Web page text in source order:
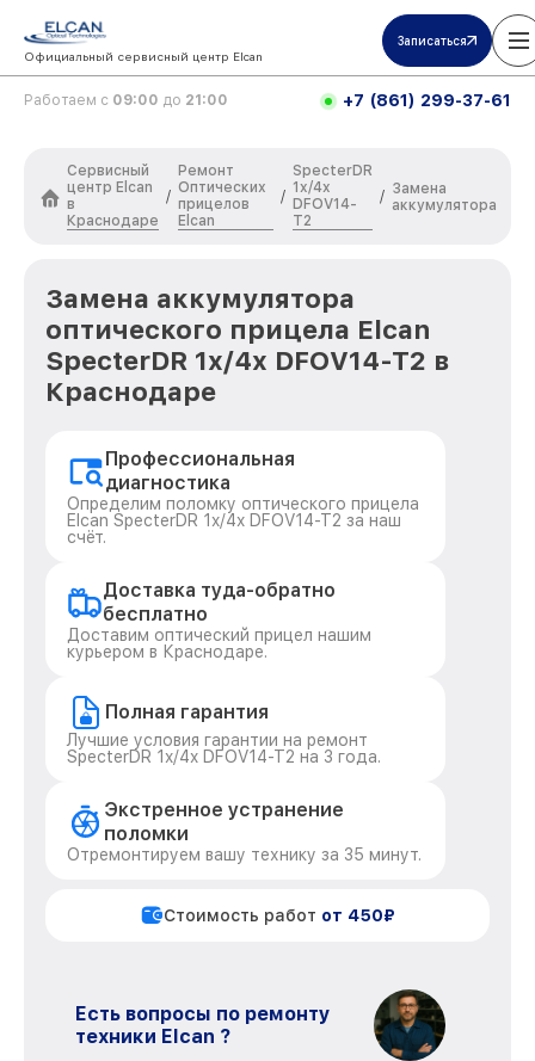
Официальный сервисный центр Elcan
Записаться
Работаем с 09:00 до 21:00 +7 (861) 299-37-61
Сервисный
центр Elcan
в
Краснодаре
/
Ремонт
Оптических
прицелов
Elcan
/
SpecterDR
1x/4x
DFOV14-
T2
/ Замена
аккумулятора
Замена аккумулятора
оптического прицела Elcan
SpecterDR 1x/4x DFOV14-T2 в
Краснодаре
Профессиональная
диагностика
Определим поломку оптического прицела
Elcan SpecterDR 1x/4x DFOV14-T2 за наш
счёт.
Доставка туда-обратно
бесплатно
Доставим оптический прицел нашим
курьером в Краснодаре.
Полная гарантия
Лучшие условия гарантии на ремонт
SpecterDR 1x/4x DFOV14-T2 на 3 года.
Экстренное устранение
поломки
Отремонтируем вашу технику за 35 минут.
Стоимость работ от 450₽
Есть вопросы по ремонту
техники Elcan ?